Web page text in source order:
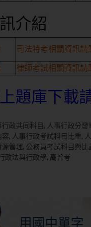
介紹
司法特考相關資訊請
律師考試相關資訊請
題庫下載
行政共同科目, 人事行政分發
容, 人事行政考試科目比重,
源管理, 公務員考試科目與比
政法與行政學, 高普考